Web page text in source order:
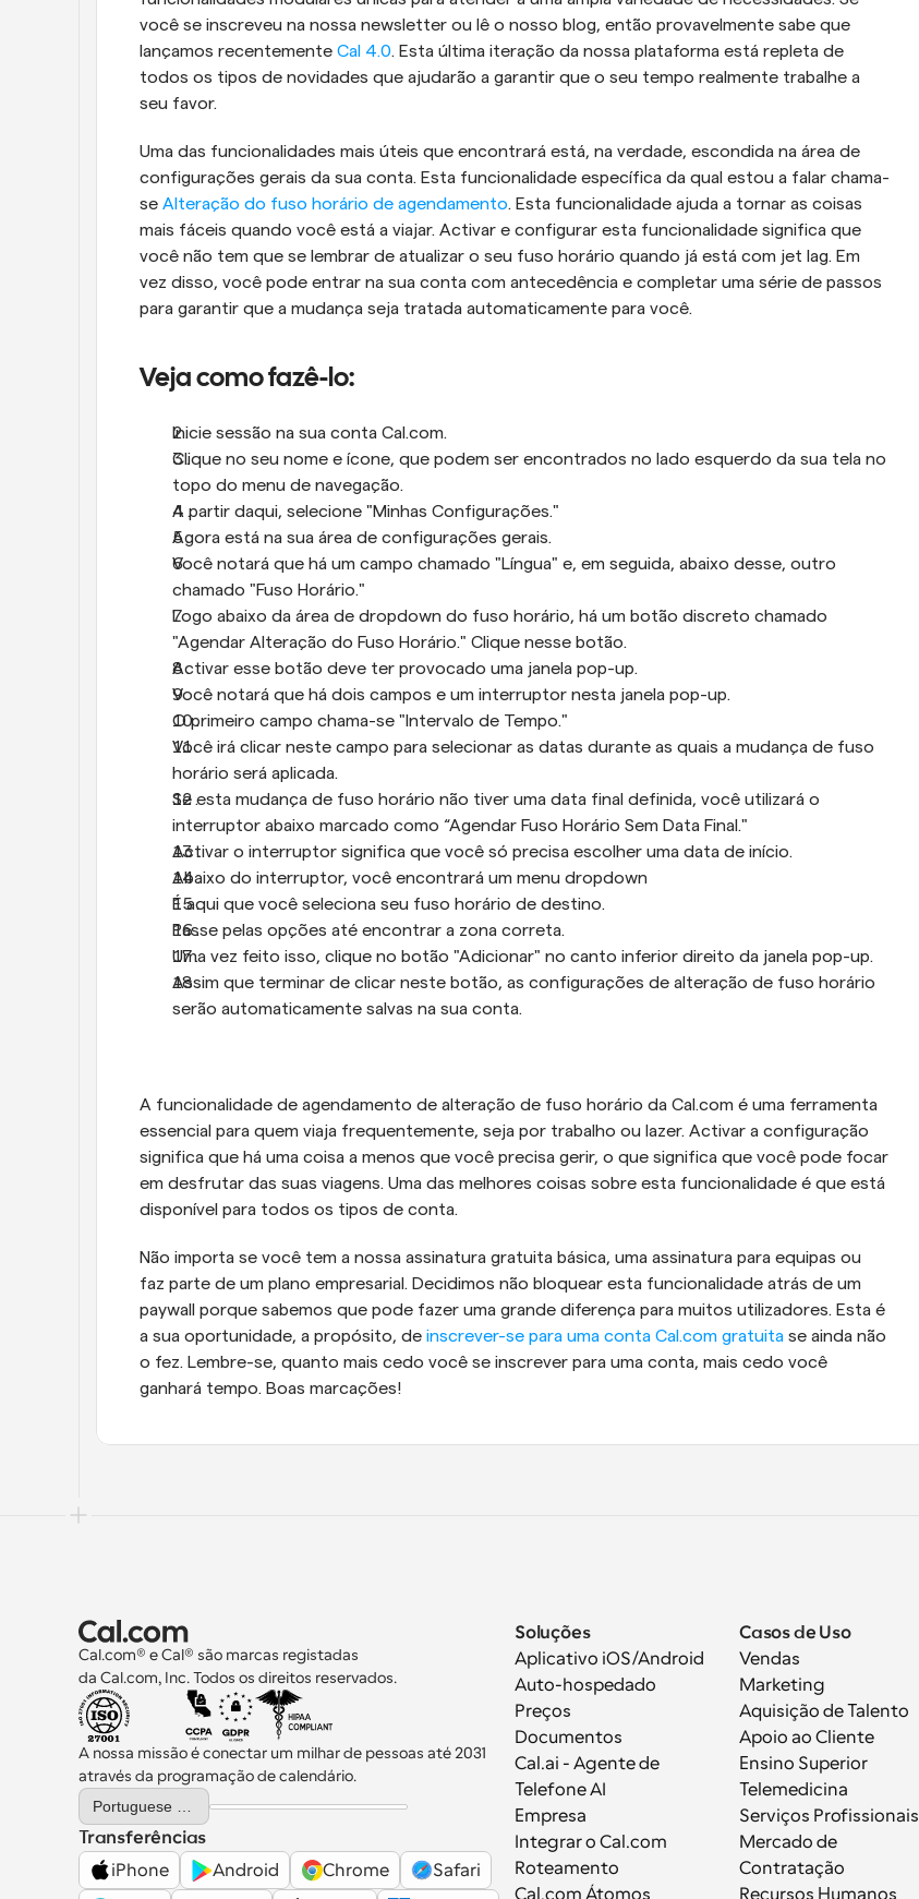
você se inscreveu na nossa newsletter ou lê o nosso blog, então provavelmente sabe que
lançamos recentemente Cal 4.0. Esta última iteração da nossa plataforma está repleta de
todos os tipos de novidades que ajudarão a garantir que o seu tempo realmente trabalhe a
seu favor.
Uma das funcionalidades mais úteis que encontrará está, na verdade, escondida na área de
configurações gerais da sua conta. Esta funcionalidade específica da qual estou a falar chama-
se Alteração do fuso horário de agendamento. Esta funcionalidade ajuda a tornar as coisas
mais fáceis quando você está a viajar. Activar e configurar esta funcionalidade significa que
você não tem que se lembrar de atualizar o seu fuso horário quando já está com jet lag. Em
vez disso, você pode entrar na sua conta com antecedência e completar uma série de passos
para garantir que a mudança seja tratada automaticamente para você.
Veja como fazê-lo:
Inicie sessão na sua conta Cal.com.
Clique no seu nome e ícone, que podem ser encontrados no lado esquerdo da sua tela no
topo do menu de navegação.
A partir daqui, selecione "Minhas Configurações."
Agora está na sua área de configurações gerais.
Você notará que há um campo chamado "Língua" e, em seguida, abaixo desse, outro
chamado "Fuso Horário."
Logo abaixo da área de dropdown do fuso horário, há um botão discreto chamado
"Agendar Alteração do Fuso Horário." Clique nesse botão.
Activar esse botão deve ter provocado uma janela pop-up.
Você notará que há dois campos e um interruptor nesta janela pop-up.
O primeiro campo chama-se "Intervalo de Tempo."
Você irá clicar neste campo para selecionar as datas durante as quais a mudança de fuso
horário será aplicada.
Se esta mudança de fuso horário não tiver uma data final definida, você utilizará o
interruptor abaixo marcado como “Agendar Fuso Horário Sem Data Final."
Activar o interruptor significa que você só precisa escolher uma data de início.
Abaixo do interruptor, você encontrará um menu dropdown
É aqui que você seleciona seu fuso horário de destino.
Passe pelas opções até encontrar a zona correta.
Uma vez feito isso, clique no botão "Adicionar" no canto inferior direito da janela pop-up.
Assim que terminar de clicar neste botão, as configurações de alteração de fuso horário
serão automaticamente salvas na sua conta.
A funcionalidade de agendamento de alteração de fuso horário da Cal.com é uma ferramenta
essencial para quem viaja frequentemente, seja por trabalho ou lazer. Activar a configuração
significa que há uma coisa a menos que você precisa gerir, o que significa que você pode focar
em desfrutar das suas viagens. Uma das melhores coisas sobre esta funcionalidade é que está
disponível para todos os tipos de conta.
Não importa se você tem a nossa assinatura gratuita básica, uma assinatura para equipas ou
faz parte de um plano empresarial. Decidimos não bloquear esta funcionalidade atrás de um
paywall porque sabemos que pode fazer uma grande diferença para muitos utilizadores. Esta é
a sua oportunidade, a propósito, de inscrever-se para uma conta Cal.com gratuita se ainda não
o fez. Lembre-se, quanto mais cedo você se inscrever para uma conta, mais cedo você
ganhará tempo. Boas marcações!
Cal.com® e Cal® são marcas registadas
da Cal.com, Inc. Todos os direitos reservados.
A nossa missão é conectar um milhar de pessoas até 2031
através da programação de calendário.
Select Language
Transferências
iPhone
Android Chrome
Safari
Soluções
Aplicativo iOS/Android
Auto-hospedado
Preços
Documentos
Cal.ai - Agente de
Telefone AI
Empresa
Integrar o Cal.com
Roteamento
Cal.com Átomos
Casos de Uso
Vendas
Marketing
Aquisição de Talento
Apoio ao Cliente
Ensino Superior
Telemedicina
Serviços Profissionais
Mercado de
Contratação
Recursos Humanos